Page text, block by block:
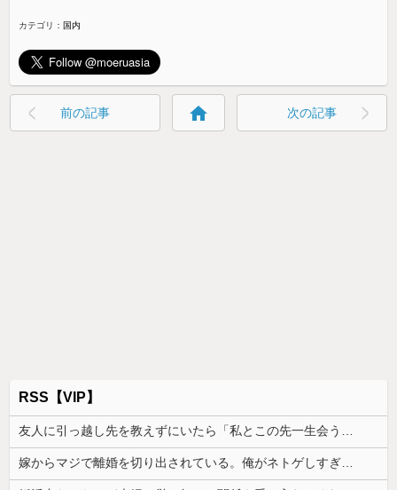
カテゴリ： 国内
前の記事 home 次の記事
RSS【VIP】